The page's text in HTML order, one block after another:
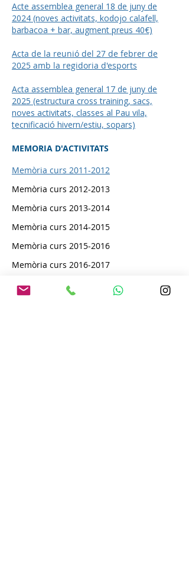
Acte assemblea general 18 de juny de
2024 (noves activitats, kodojo calafell,
barbacoa + bar, augment preus 40€)
Acta de la reunió del 27 de febrer de
2025 amb la regidoria d'esports
Acta assemblea general 17 de juny de
2025 (estructura cross training, sacs,
noves activitats, classes al Pau vila,
tecnificació hivern/estiu, sopars)
MEMORIA D'ACTIVITATS
Memòria curs 2011-2012
Memòria curs 2012-2013
Memòria curs 2013-2014
Memòria curs 2014-2015
Memòria curs 2015-2016
Memòria curs 2016-2017
Memòria curs2017-2018